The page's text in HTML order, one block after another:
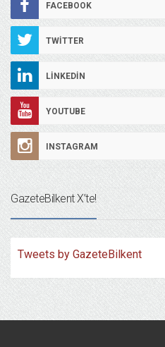
FACEBOOK
TWITTER
LINKEDIN
YOUTUBE
INSTAGRAM
GazeteBilkent X’te!
Tweets by GazeteBilkent